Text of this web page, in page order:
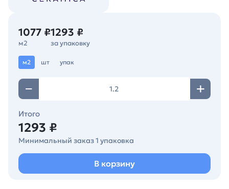
1077 ₽
м2
1293 ₽
за упаковку
м2 шт упак
Итого
1293 ₽
Минимальный заказ 1 упаковка
В корзину